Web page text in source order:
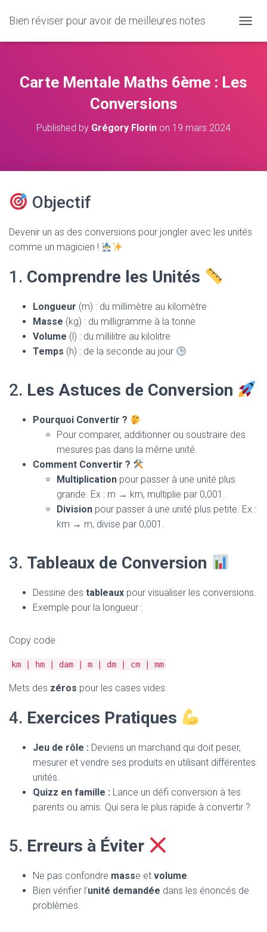
Bien réviser pour avoir de meilleures notes
U
R
I
Carte Mentale Maths 6ème : Les
Conversions
Published by Grégory Florin on 19 mars 2024
Objectif
Devenir un as des conversions pour jongler avec les unités
comme un magicien !
1. Comprendre les Unités
Longueur (m) : du millimètre au kilomètre
Masse (kg) : du milligramme à la tonne
Volume (l) : du millilitre au kilolitre
Temps (h) : de la seconde au jour
2. Les Astuces de Conversion
Pourquoi Convertir ?
Pour comparer, additionner ou soustraire des
mesures pas dans la même unité.
Comment Convertir ?
Multiplication pour passer à une unité plus
grande. Ex : m → km, multiplie par 0,001.
Division pour passer à une unité plus petite. Ex :
km → m, divise par 0,001.
3. Tableaux de Conversion
Dessine des tableaux pour visualiser les conversions.
Exemple pour la longueur :
Copy code
km | hm | dam | m | dm | cm | mm
Mets des zéros pour les cases vides.
4. Exercices Pratiques
Jeu de rôle : Deviens un marchand qui doit peser,
mesurer et vendre ses produits en utilisant différentes
unités.
Quizz en famille : Lance un défi conversion à tes
parents ou amis. Qui sera le plus rapide à convertir ?
5. Erreurs à Éviter
Ne pas confondre masse et volume.
Bien vérifier l’unité demandée dans les énoncés de
problèmes.